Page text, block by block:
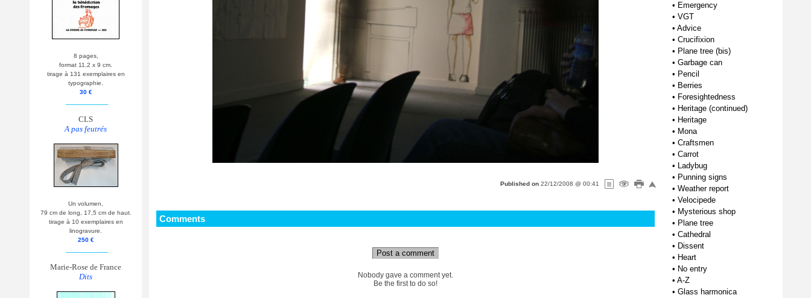
8 pages,
format 11,2 x 9 cm.
tirage à 131 exemplaires en
typographie.
30 €
CLS
A pas feutrés
Un volumen,
79 cm de long, 17,5 cm de haut.
tirage à 10 exemplaires en
linogravure.
250 €
Marie-Rose de France
Dits
Published on 22/12/2008 @ 00:41
Comments
Post a comment
Nobody gave a comment yet.
Be the first to do so!
• Emergency
• VGT
• Advice
• Crucifixion
• Plane tree (bis)
• Garbage can
• Pencil
• Berries
• Foresightedness
• Heritage (continued)
• Heritage
• Mona
• Craftsmen
• Carrot
• Ladybug
• Punning signs
• Weather report
• Velocipede
• Mysterious shop
• Plane tree
• Cathedral
• Dissent
• Heart
• No entry
• A-Z
• Glass harmonica